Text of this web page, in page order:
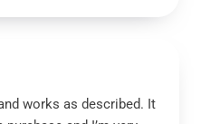
works as described. It